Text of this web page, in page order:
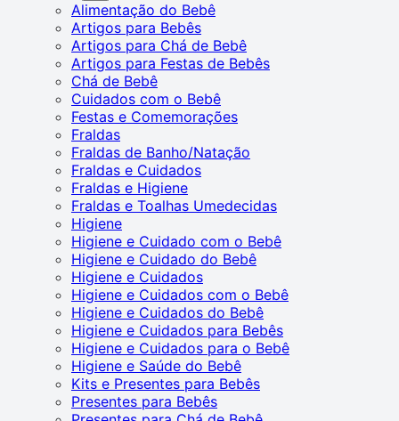
Alimentação do Bebê
Artigos para Bebês
Artigos para Chá de Bebê
Artigos para Festas de Bebês
Chá de Bebê
Cuidados com o Bebê
Festas e Comemorações
Fraldas
Fraldas de Banho/Natação
Fraldas e Cuidados
Fraldas e Higiene
Fraldas e Toalhas Umedecidas
Higiene
Higiene e Cuidado com o Bebê
Higiene e Cuidado do Bebê
Higiene e Cuidados
Higiene e Cuidados com o Bebê
Higiene e Cuidados do Bebê
Higiene e Cuidados para Bebês
Higiene e Cuidados para o Bebê
Higiene e Saúde do Bebê
Kits e Presentes para Bebês
Presentes para Bebês